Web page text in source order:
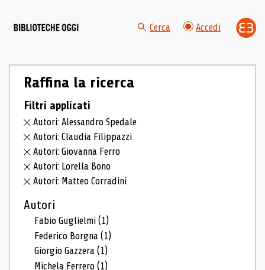
Cerca Accedi
Raffina la ricerca
Filtri applicati
Autori: Alessandro Spedale
Autori: Claudia Filippazzi
Autori: Giovanna Ferro
Autori: Lorella Bono
Autori: Matteo Corradini
Autori
Fabio Guglielmi(1)
Federico Borgna(1)
Giorgio Gazzera(1)
Michela Ferrero(1)